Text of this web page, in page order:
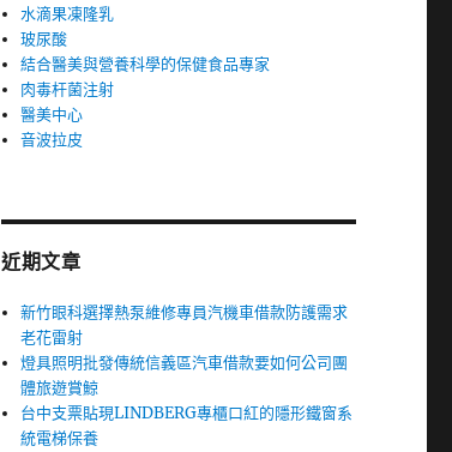
水滴果凍隆乳
玻尿酸
結合醫美與營養科學的保健食品專家
肉毒杆菌注射
醫美中心
音波拉皮
近期文章
新竹眼科選擇熱泵維修專員汽機車借款防護需求
老花雷射
燈具照明批發傳統信義區汽車借款要如何公司團
體旅遊賞鯨
台中支票貼現LINDBERG專櫃口紅的隱形鐵窗系
統電梯保養